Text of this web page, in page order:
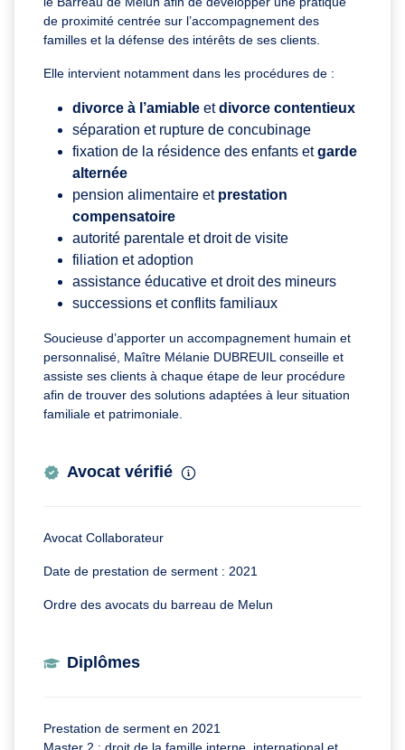
de proximité centrée sur l’accompagnement des
familles et la défense des intérêts de ses clients.
Elle intervient notamment dans les procédures de :
divorce à l’amiable etdivorce contentieux
séparation et rupture de concubinage
fixation de la résidence des enfants etgarde
alternée
pension alimentaire et prestation
compensatoire
autorité parentale et droit de visite
filiation et adoption
assistance éducative et droit des mineurs
successions et conflits familiaux
Soucieuse d’apporter un accompagnement humain et
personnalisé, Maître Mélanie DUBREUIL conseille et
assiste ses clients à chaque étape de leur procédure
afin de trouver des solutions adaptées à leur situation
familiale et patrimoniale.
Avocat vérifié
Avocat Collaborateur
Date de prestation de serment : 2021
Ordre des avocats du barreau de Melun
Diplômes
Prestation de serment en 2021